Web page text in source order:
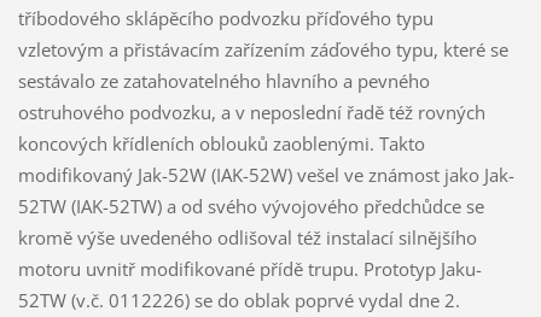
tříbodového sklápěcího podvozku příďového typu
vzletovým a přistávacím zařízením záďového typu, které se
sestávalo ze zatahovatelného hlavního a pevného
ostruhového podvozku, a v neposlední řadě též rovných
koncových křídleních oblouků zaoblenými. Takto
modifikovaný Jak-52W (IAK-52W) vešel ve známost jako Jak-
52TW (IAK-52TW) a od svého vývojového předchůdce se
kromě výše uvedeného odlišoval též instalací silnějšího
motoru uvnitř modifikované přídě trupu. Prototyp Jaku-
52TW (v.č. 0112226) se do oblak poprvé vydal dne 2.